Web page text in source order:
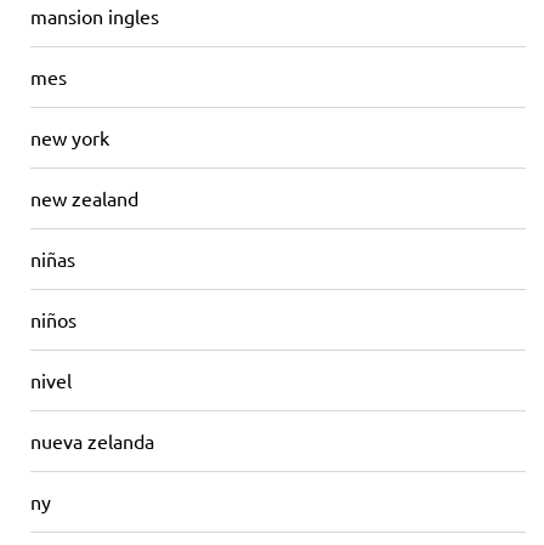
mansion ingles
mes
new york
new zealand
niñas
niños
nivel
nueva zelanda
ny